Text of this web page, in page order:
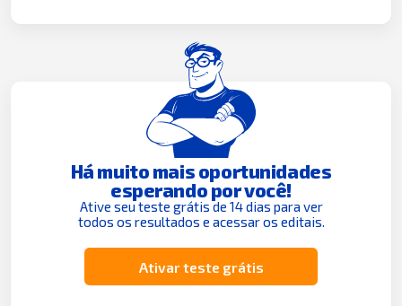
Há muito mais oportunidades
esperando por você!
Ative seu teste grátis de 14 dias para ver
todos os resultados e acessar os editais.
Ativar teste grátis